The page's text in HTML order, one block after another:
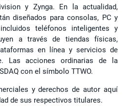
y Zynga. En la actualidad,
diseñados para consolas, PC y
teléfonos inteligentes y
a través de tiendas físicas,
en línea y servicios de
Las acciones ordinarias de la
con el símbolo TTWO.
y derechos de autor aquí
de sus respectivos titulares.